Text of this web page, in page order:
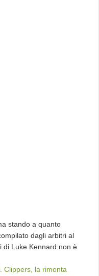
stando a quanto
dagli arbitri al
di Luke Kennard non è
Clippers, la rimonta